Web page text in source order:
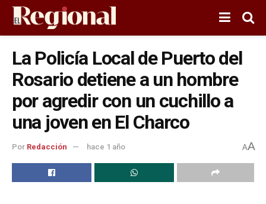
La Policía Local de Puerto del
Rosario detiene a un hombre
por agredir con un cuchillo a
una joven en El Charco
Por Redacción hace 1 año AA